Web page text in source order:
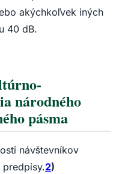
akýchkoľvek iných
40 dB.
národného
pásma
návštevníkov
predpisy.2)